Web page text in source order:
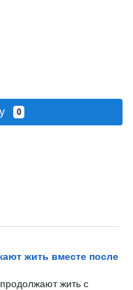
0
жить вместе после
жить с